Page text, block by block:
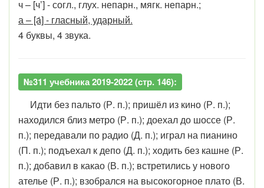
ч – [ч’] - согл., глух. непарн., мягк. непарн.;
а – [а́] - гласный, ударный.
4 буквы, 4 звука.
№311 учебника 2019-2022 (стр. 146):
Идти без пальто (Р. п.); пришёл из кино (Р. п.);
находился близ метро (Р. п.); доехал до шоссе (Р.
п.); передавали по радио (Д. п.); играл на пианино
(П. п.); подъехал к депо (Д. п.); ходить без кашне (Р.
п.); добавил в какао (В. п.); встретились у нового
ателье (Р. п.); взобрался на высокогорное плато (В.